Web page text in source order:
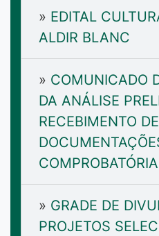
» EDITAL
ALDIR BLANC
» COMUNICADO
DA ANÁLISE
RECEBIMENTO DE
» GRADE DE
PROJETOS